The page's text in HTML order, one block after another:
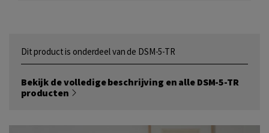
Dit product is onderdeel van de DSM-5-TR
Bekijk de volledige beschrijving en alle DSM-5-TR
producten